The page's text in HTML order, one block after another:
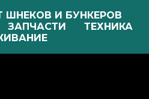
И БУНКЕРОВ
ЗАПЧАСТИ
ТЕХНИКА